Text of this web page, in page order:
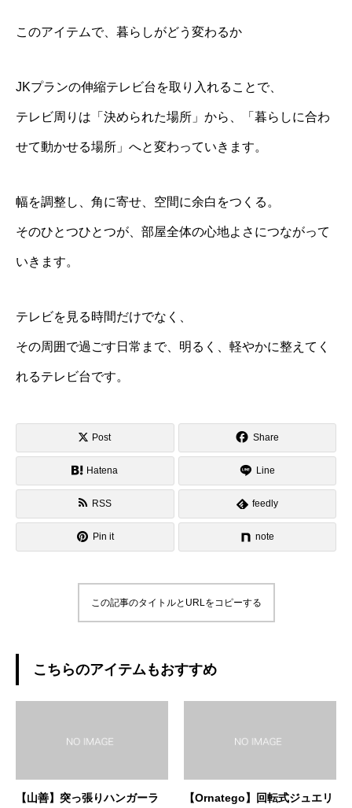
このアイテムで、暮らしがどう変わるか
JKプランの伸縮テレビ台を取り入れることで、
テレビ周りは「決められた場所」から、「暮らしに合わ
せて動かせる場所」へと変わっていきます。
幅を調整し、角に寄せ、空間に余白をつくる。
そのひとつひとつが、部屋全体の心地よさにつながって
いきます。
テレビを見る時間だけでなく、
その周囲で過ごす日常まで、明るく、軽やかに整えてく
れるテレビ台です。
Post Share
Hatena Line
RSS feedly
Pin it note
この記事のタイトルとURLをコピーする
こちらのアイテムもおすすめ
【山善】突っ張りハンガーラ
【Ornatego】回転式ジュエリ